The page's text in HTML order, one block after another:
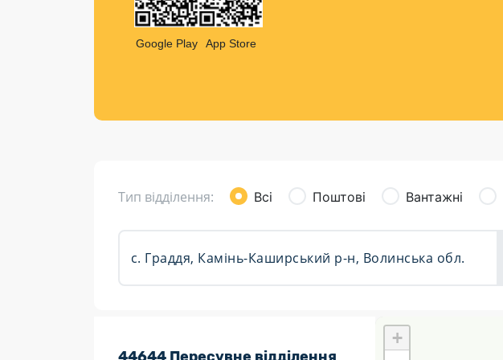
Листи та листівки
Кур’єрська доставка
Google Play App Store
Тип відділення: Всі Поштові Вантажні
+